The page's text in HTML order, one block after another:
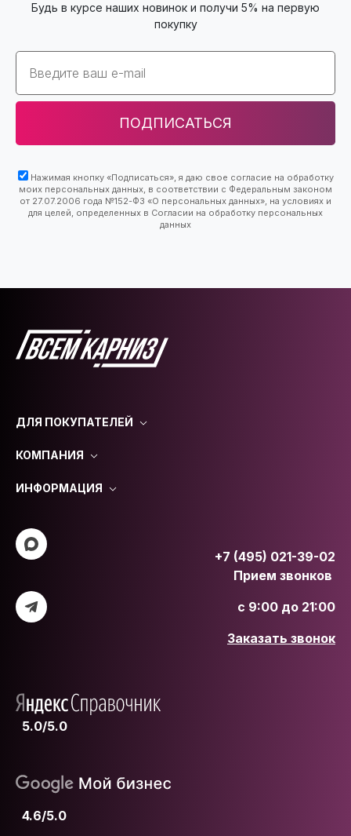
Будь в курсе наших новинок и получи 5% на первую
покупку
Email
ПОДПИСАТЬСЯ
Нажимая кнопку «Подписаться», я даю свое согласие на обработку
моих персональных данных, в соответствии с Федеральным законом
от 27.07.2006 года №152-ФЗ «О персональных данных», на условиях и
для целей, определенных в Согласии на обработку персональных
данных
ДЛЯ ПОКУПАТЕЛЕЙ
КОМПАНИЯ
ИНФОРМАЦИЯ
+7 (495) 021-39-02
Прием звонков
с 9:00 до 21:00
Заказать звонок
5.0/5.0
4.6/5.0